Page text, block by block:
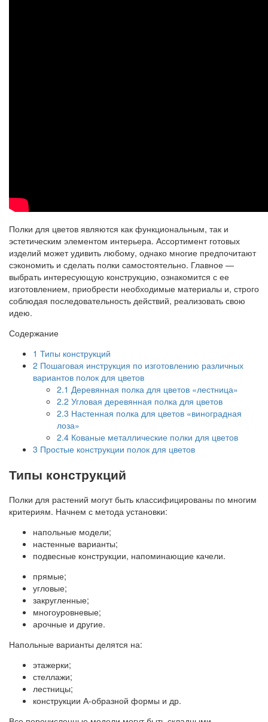
Полки для цветов являются как функциональным, так и
эстетическим элементом интерьера. Ассортимент готовых
изделий может удивить любому, однако многие предпочитают
сэкономить и сделать полки самостоятельно. Главное —
выбрать интересующую конструкцию, ознакомится с ее
изготовлением, приобрести необходимые материалы и, строго
соблюдая последовательность действий, реализовать свою
идею.
Содержание
1 Типы конструкций
2 Пошаговая инструкция по изготовлению различных
вариантов полок для цветов
2.1 Деревянная полка для цветов «лестница»
2.2 Угловая деревянная полка для цветов
2.3 Настенная полка для цветов «виноградная
лоза»
2.4 Кованые металлические полки для цветов
3 Простые конструкции полок для цветов
Типы конструкций
Полки для растений могут быть классифицированы по многим
критериям. Начнем с метода установки:
напольные модели;
настенные варианты;
подвесные конструкции, напоминающие качели.
прямые;
угловые;
закругленные;
многоуровневые;
арочные и другие.
Напольные варианты делятся на:
этажерки;
стеллажи;
лестницы;
конструкции А-образной формы и др.